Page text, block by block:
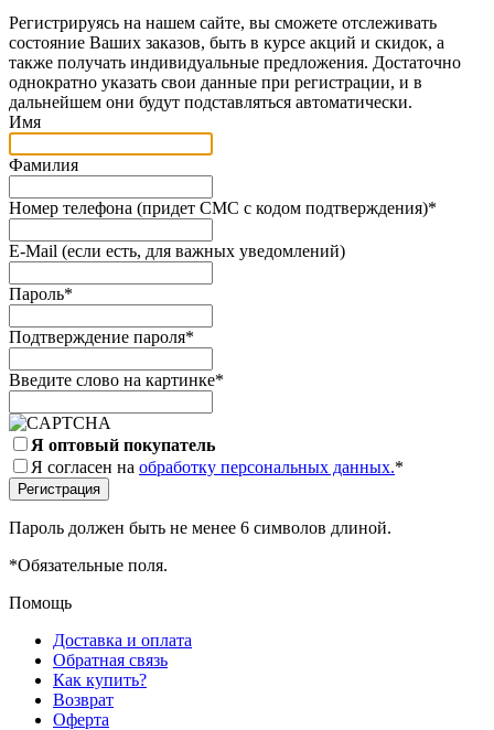
Регистрируясь на нашем сайте, вы сможете отслеживать
состояние Ваших заказов, быть в курсе акций и скидок, а
также получать индивидуальные предложения. Достаточно
однократно указать свои данные при регистрации, и в
дальнейшем они будут подставляться автоматически.
Имя
Фамилия
Номер телефона (придет СМС с кодом подтверждения)*
E-Mail (если есть, для важных уведомлений)
Пароль*
Подтверждение пароля*
Введите слово на картинке*
Я оптовый покупатель
Я согласен на обработку персональных данных.*
Пароль должен быть не менее 6 символов длиной.
*Обязательные поля.
Помощь
Доставка и оплата
Обратная связь
Как купить?
Возврат
Оферта